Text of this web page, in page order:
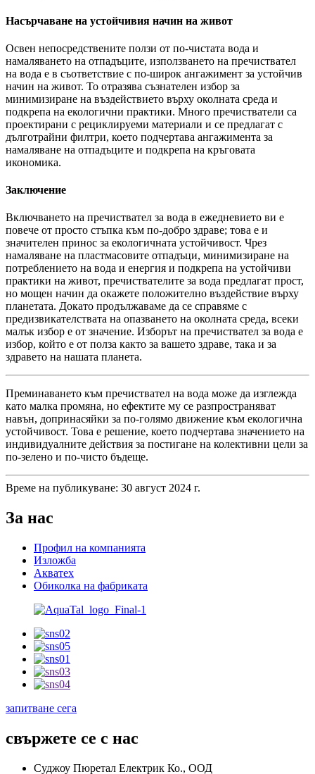
Насърчаване на устойчивия начин на живот
Освен непосредствените ползи от по-чистата вода и
намаляването на отпадъците, използването на пречиствател
на вода е в съответствие с по-широк ангажимент за устойчив
начин на живот. То отразява съзнателен избор за
минимизиране на въздействието върху околната среда и
подкрепа на екологични практики. Много пречистватели са
проектирани с рециклируеми материали и се предлагат с
дълготрайни филтри, което подчертава ангажимента за
намаляване на отпадъците и подкрепа на кръговата
икономика.
Заключение
Включването на пречиствател за вода в ежедневието ви е
повече от просто стъпка към по-добро здраве; това е и
значителен принос за екологичната устойчивост. Чрез
намаляване на пластмасовите отпадъци, минимизиране на
потреблението на вода и енергия и подкрепа на устойчиви
практики на живот, пречиствателите за вода предлагат прост,
но мощен начин да окажете положително въздействие върху
планетата. Докато продължаваме да се справяме с
предизвикателствата на опазването на околната среда, всеки
малък избор е от значение. Изборът на пречиствател за вода е
избор, който е от полза както за вашето здраве, така и за
здравето на нашата планета.
Преминаването към пречиствател на вода може да изглежда
като малка промяна, но ефектите му се разпространяват
навън, допринасяйки за по-голямо движение към екологична
устойчивост. Това е решение, което подчертава значението на
индивидуалните действия за постигане на колективни цели за
по-зелено и по-чисто бъдеще.
Време на публикуване: 30 август 2024 г.
За нас
Профил на компанията
Изложба
Акватех
Обиколка на фабриката
запитване сега
свържете се с нас
Суджоу Пюретал Електрик Ко., ООД